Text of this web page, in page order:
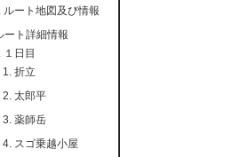
ルート地図及び情報
ート詳細情報
１日目
折立
太郎平
薬師岳
スゴ乗越小屋